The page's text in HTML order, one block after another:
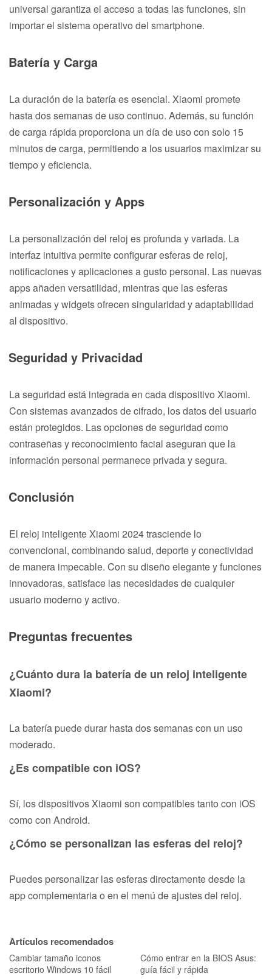
universal garantiza el acceso a todas las funciones, sin
importar el sistema operativo del smartphone.
Batería y Carga
La duración de la batería es esencial. Xiaomi promete
hasta dos semanas de uso continuo. Además, su función
de carga rápida proporciona un día de uso con solo 15
minutos de carga, permitiendo a los usuarios maximizar su
tiempo y eficiencia.
Personalización y Apps
La personalización del reloj es profunda y variada. La
interfaz intuitiva permite configurar esferas de reloj,
notificaciones y aplicaciones a gusto personal. Las nuevas
apps añaden versatilidad, mientras que las esferas
animadas y widgets ofrecen singularidad y adaptabilidad
al dispositivo.
Seguridad y Privacidad
La seguridad está integrada en cada dispositivo Xiaomi.
Con sistemas avanzados de cifrado, los datos del usuario
están protegidos. Las opciones de seguridad como
contraseñas y reconocimiento facial aseguran que la
información personal permanece privada y segura.
Conclusión
El reloj inteligente Xiaomi 2024 trasciende lo
convencional, combinando salud, deporte y conectividad
de manera impecable. Con su diseño elegante y funciones
innovadoras, satisface las necesidades de cualquier
usuario moderno y activo.
Preguntas frecuentes
¿Cuánto dura la batería de un reloj inteligente
Xiaomi?
La batería puede durar hasta dos semanas con un uso
moderado.
¿Es compatible con iOS?
Sí, los dispositivos Xiaomi son compatibles tanto con iOS
como con Android.
¿Cómo se personalizan las esferas del reloj?
Puedes personalizar las esferas directamente desde la
app complementaria o en el menú de ajustes del reloj.
Artículos recomendados
Cambiar tamaño iconos
escritorio Windows 10 fácil
Cómo entrar en la BIOS Asus:
guía fácil y rápida